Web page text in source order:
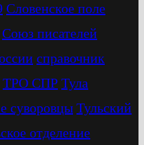
Словенское поле
Союз писателей
справочник
ТРО СПР Тула
суворовцы Тульский
отделение